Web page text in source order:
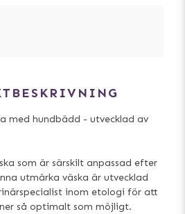
med hundbädd - utvecklad av
som är särskilt anpassad efter
utmärka väska är utvecklad
inom etologi för att
så optimalt som möjligt.